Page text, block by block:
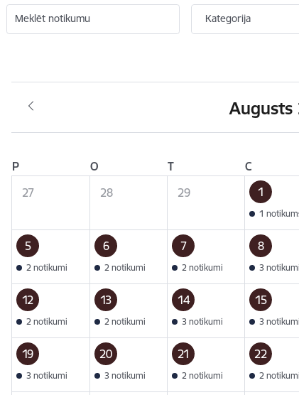
Meklēt notikumu Kategorija
Augusts
P O T C
27
28 29 1
1
5
2 notikumi
6
2 notikumi
7
2 notikumi
8
3 notikumi
12
2 notikumi
13
2 notikumi
14
3 notikumi
15
3 notikumi
19
3 notikumi
20
3 notikumi
21
2 notikumi
22
2 notikumi